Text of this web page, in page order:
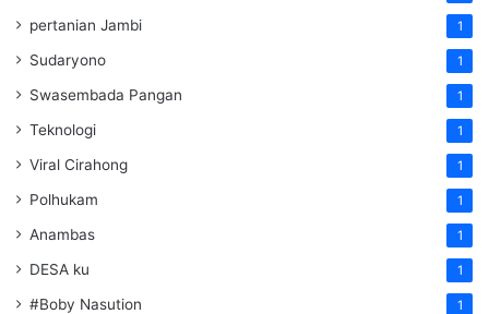
pertanian Jambi 1
Sudaryono 1
Swasembada Pangan 1
Teknologi 1
Viral Cirahong 1
Polhukam 1
Anambas 1
DESA ku 1
#Boby Nasution 1